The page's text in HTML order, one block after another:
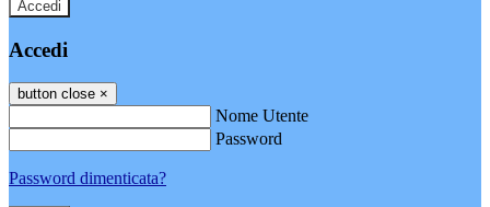
Accedi
Accedi
button close ×
Nome Utente
Password
Password dimenticata?